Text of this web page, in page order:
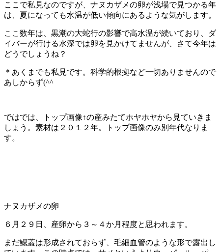
ここで私見なのですが、ナヌカザメの卵が浅場で見つかる年
は、夏になっても水温が低い傾向にあるような気がします。
ここ数年は、黒潮の大蛇行の影響で高水温が続いており、ダ
イバーが行ける水深では卵を見かけてませんが、さて今年は
どうでしょうね？
＊あくまでも私見です。科学的根拠など一切ありませんので
あしからず(^^ゞ
ではでは、トップ画像↑の産みたてホヤホヤから見ていきま
しょう。素材は２０１２年。トップ画像のみ別年代なりま
す。
ナヌカザメの卵
６月２９日、産卵から３～４か月程度と思われます。
まだ鰓蓋は形成されておらず、毛細血管のような形で露出し